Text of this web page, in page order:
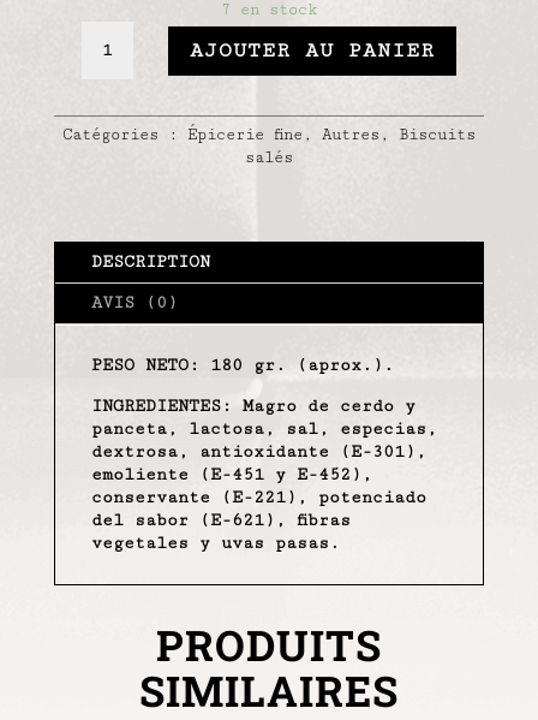
7 en stock
QUANTITÉ
DE
SECS
AJOUTER AU PANIER
Catégories : Épicerie fine , Autres , Biscuits
salés
DESCRIPTION
AVIS (0)
PESO NETO: 180 gr. (aprox.).
INGREDIENTES:
Magro de cerdo y
panceta, lactosa, sal, especias,
dextrosa, antioxidante (E-301),
emoliente (E-451 y E-452),
conservante (E-221), potenciado
del sabor (E-621), fibras
vegetales y uvas pasas.
PRODUITS
SIMILAIRES